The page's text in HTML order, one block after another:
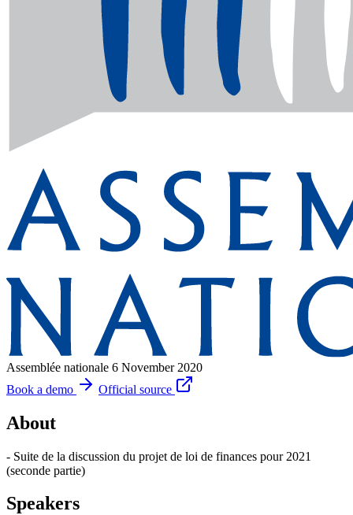
Assemblée nationale 6 November 2020
Book a demo
Official source
About
- Suite de la discussion du projet de loi de finances pour 2021
(seconde partie)
Speakers